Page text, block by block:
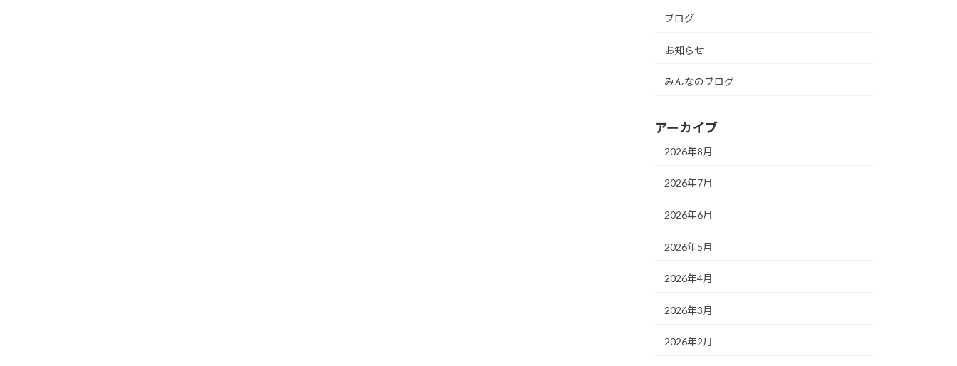
ブログ
お知らせ
みんなのブログ
アーカイブ
2026年8月
2026年7月
2026年6月
2026年5月
2026年4月
2026年3月
2026年2月